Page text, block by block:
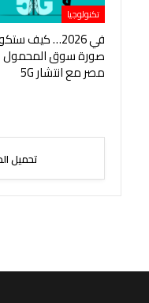
تكنولوجيا
في 2026… كيف
صورة سوق
مصر مع انتشار 5G
تحميل